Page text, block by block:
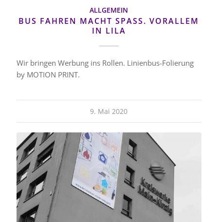
ALLGEMEIN
BUS FAHREN MACHT SPASS. VORALLEM I
N LILA
Wir bringen Werbung ins Rollen. Linienbus-Folierung
by MOTION PRINT.
9. Mai 2020